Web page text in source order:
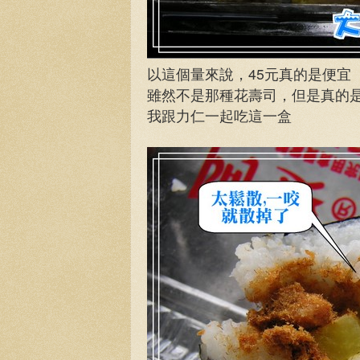
以這個量來說，45元真的是便宜
雖然不是那種花壽司，但是真的
我跟力仁一起吃這一盒